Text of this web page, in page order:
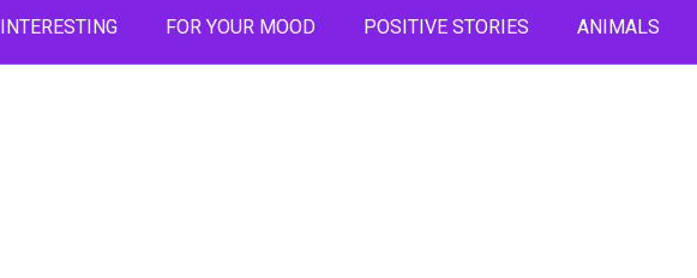
INTERESTING FOR YOUR MOOD POSITIVE STORIES ANIMALS